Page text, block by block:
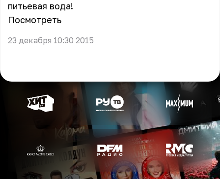
питьевая вода!
Посмотреть
23 декабря 10:30 2015